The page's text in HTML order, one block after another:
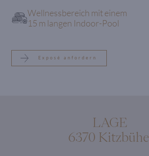
Wellnessbereich mit einem
15 m langen Indoor-Pool
Exposé anfordern
LAGE
6370 Kitzbühel